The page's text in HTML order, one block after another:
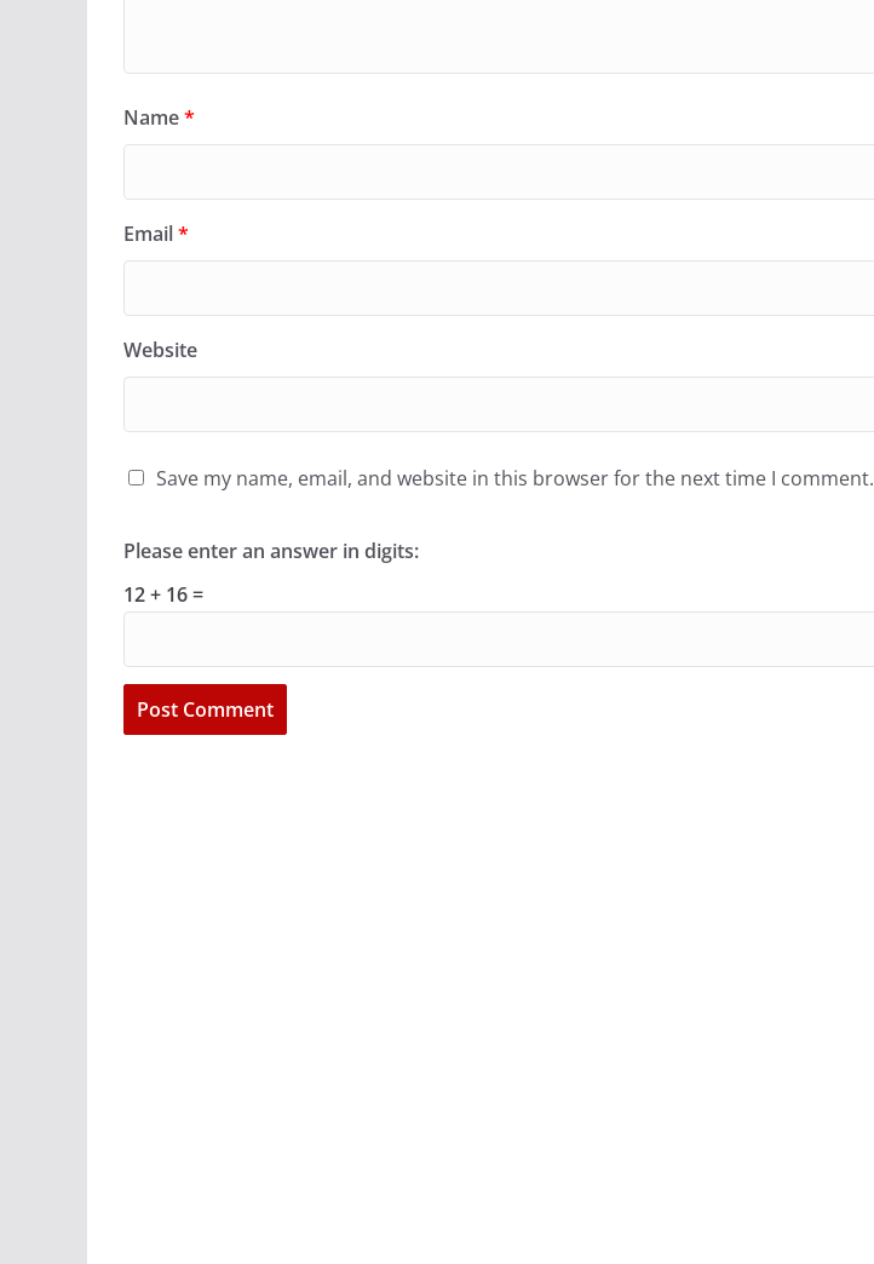
Name*
Email*
Website
Save my name, email, and website in this browser for the next time I comment.
Please enter an answer in digits:
12 + 16 =